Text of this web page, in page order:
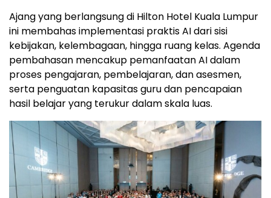
Ajang yang berlangsung di Hilton Hotel Kuala Lumpur
ini membahas implementasi praktis AI dari sisi
kebijakan, kelembagaan, hingga ruang kelas. Agenda
pembahasan mencakup pemanfaatan AI dalam
proses pengajaran, pembelajaran, dan asesmen,
serta penguatan kapasitas guru dan pencapaian
hasil belajar yang terukur dalam skala luas.